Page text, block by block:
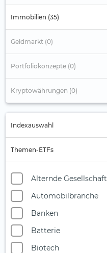
Immobilien (35)
Geldmarkt (0)
Portfoliokonzepte (0)
Kryptowährungen (0)
Indexauswahl
Indexauswahl
Themen-ETFs
Alternde Gesellschaft
Automobilbranche
Banken
Batterie
Biotech